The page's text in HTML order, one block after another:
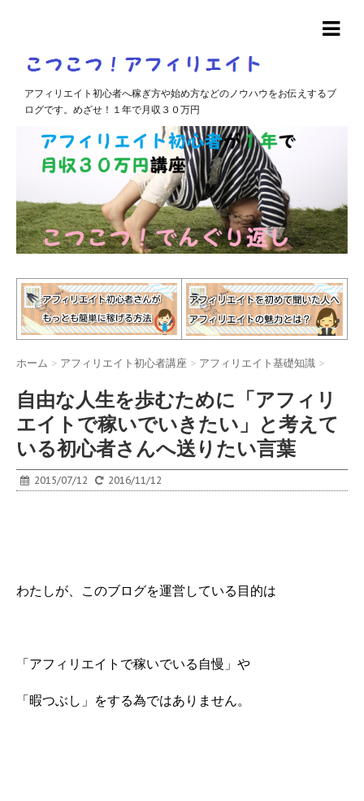
アフィリエイト初心者へ稼ぎ方や始め方などのノウハウをお伝えするブ
ログです。めざせ！１年で月収３０万円
ホーム > アフィリエイト初心者講座 > アフィリエイト基礎知識 >
自由な人生を歩むために「アフィリ
エイトで稼いでいきたい」と考えて
いる初心者さんへ送りたい言葉
2015/07/12 2016/11/12
わたしが、このブログを運営している目的は
「アフィリエイトで稼いでいる自慢」や
「暇つぶし」をする為ではありません。